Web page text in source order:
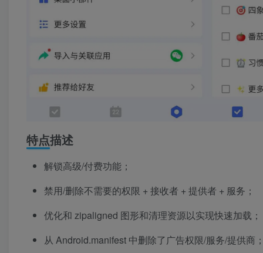
特点描述
解锁高级/付费功能；
禁用/删除不需要的权限 + 接收者 + 提供者 + 服务；
优化和 zipaligned 图形和清理资源以实现快速加载；
从 Android.manifest 中删除了广告权限/服务/提供商